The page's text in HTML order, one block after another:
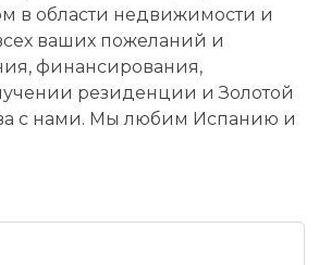
в области недвижимости и
ваших пожеланий и
финансирования,
резиденции и Золотой
с нами. Мы любим Испанию и